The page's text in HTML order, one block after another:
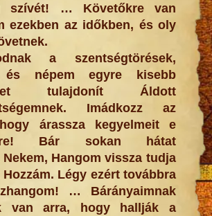
szívét! … Követőkre van
ezekben az időkben, és oly
a szentségtörések,
és népem egyre kisebb
tulajdonít Áldott
Imádkozz az
árassza kegyelmeit e
Bár sokan hátat
Hangom vissza tudja
Légy ezért továbbra
… Bárányaimnak
van arra, hogy hallják a